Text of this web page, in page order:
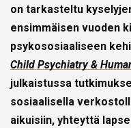
on tarkasteltu
ensimmäisen vuoden
psykososiaaliseen
Child Psychiatry &
julkaistussa
sosiaalisella
aikuisiin, yhteyttä